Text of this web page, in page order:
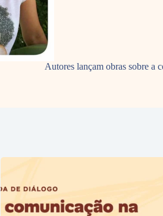
Autores lançam obras sobre a